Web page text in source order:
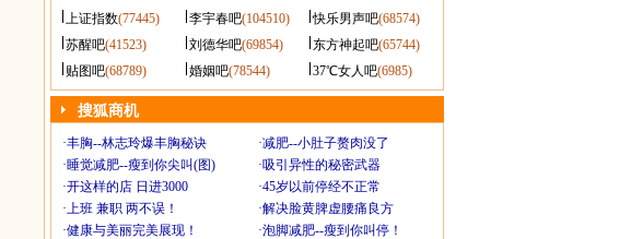
上证指数(77445) 李宇春吧(104510) 快乐男声吧(68574)
苏醒吧(41523) 刘德华吧(69854) 东方神起吧(65744)
贴图吧(68789) 婚姻吧(78544) 37℃女人吧(6985)
搜狐商机
·丰胸--林志玲爆丰胸秘诀 ·减肥--小肚子赘肉没了
·睡觉减肥--瘦到你尖叫(图) ·吸引异性的秘密武器
·开这样的店 日进3000 ·45岁以前停经不正常
·上班 兼职 两不误！ ·解决脸黄脾虚腰痛良方
·健康与美丽完美展现！ ·泡脚减肥--瘦到你叫停！